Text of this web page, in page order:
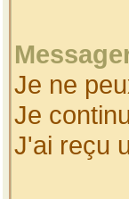
Je ne
Je
J'ai reçu